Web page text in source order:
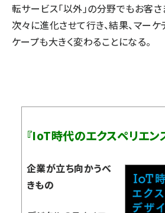
転サービス「以外」の分野でもお客
次々に進化させて行き、結果、マーケ
ケープも大きく変わることになる。
『IoT時代のエクスペリエン
企業が立ち向かうべ
きもの